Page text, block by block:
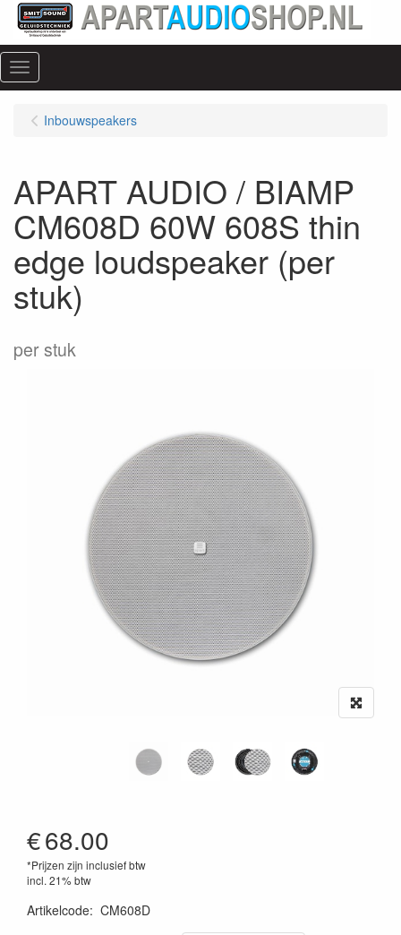
Menu
Inbouwspeakers
APART AUDIO / BIAMP
CM608D 60W 608S thin
edge loudspeaker (per
stuk)
per stuk
€68.00
*Prijzen zijn inclusief btw
incl. 21% btw
Artikelcode: CM608D